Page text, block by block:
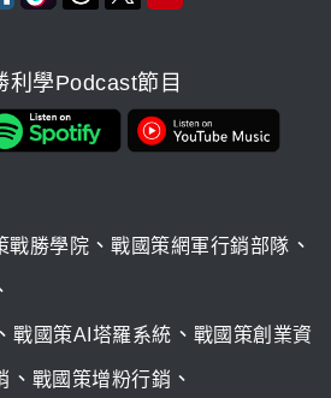
利學Podcast節目
戰勝學院 、 戰國策網軍行銷部隊 、
、 戰國策AI塔羅系統 、 戰國策創業資
、 戰國策增粉行銷 、